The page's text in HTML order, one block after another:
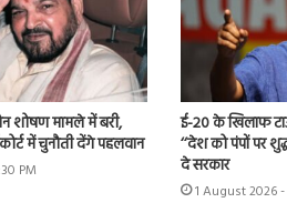
शोषण मामले में बरी,
में चुनौती देंगे पहलवान
PM
ई-20 के खिलाफ
‘‘देश को पंपों पर
दे सरकार
1 August 2026 -